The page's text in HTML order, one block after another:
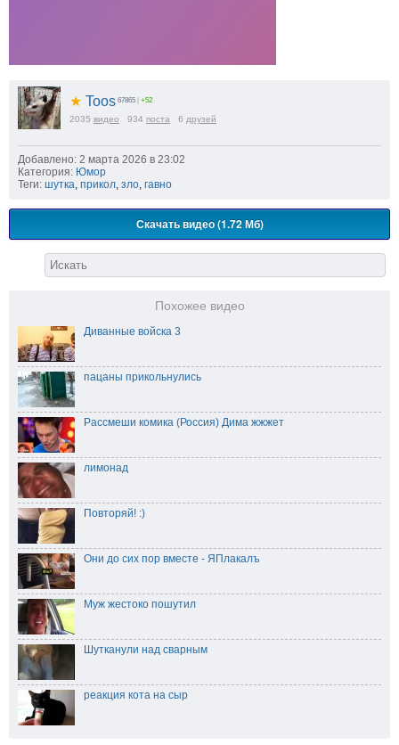
★ Toos 67865 | +52
2035 видео 934 поста 6 друзей
Добавлено: 2 марта 2026 в 23:02
Категория: Юмор
Теги: шутка прикол зло гавно
Скачать видео (1.72 Мб)
Похожее видео
Диванные войска 3
пацаны прикольнулись
Рассмеши комика (Россия) Дима жжжет
лимонад
Повторяй! :)
Они до сих пор вместе - ЯПлакалъ
Муж жестоко пошутил
Шутканули над сварным
реакция кота на сыр